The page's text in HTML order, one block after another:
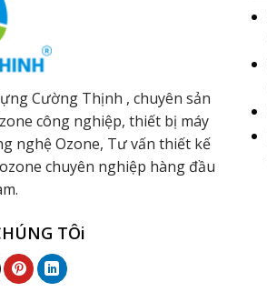
Cường Thịnh , chuyên sản
công nghiệp, thiết bị máy
nghệ Ozone, Tư vấn thiết kế
chuyên nghiệp hàng đầu
TÔi